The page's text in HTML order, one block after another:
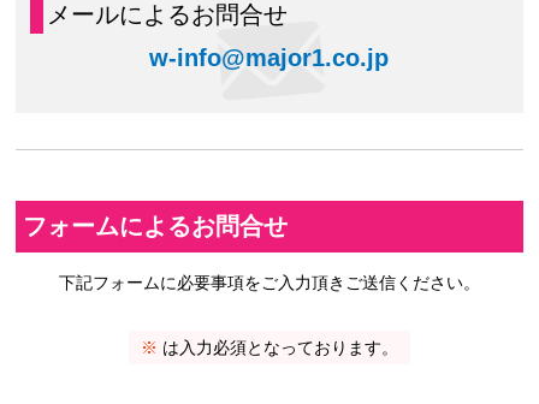
メールによるお問合せ
w-info@major1.co.jp
フォームによるお問合せ
下記フォームに必要事項をご入力頂きご送信ください。
※ は入力必須となっております。